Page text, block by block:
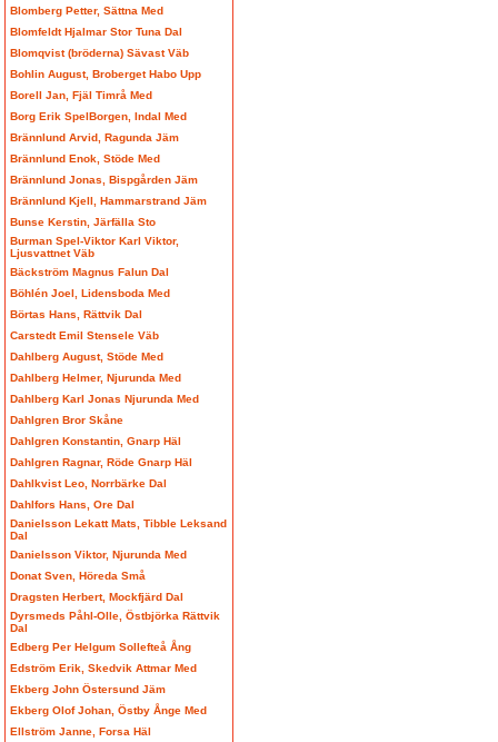
Blomberg Petter, Sättna Med
Blomfeldt Hjalmar Stor Tuna Dal
Blomqvist (bröderna) Sävast Väb
Bohlin August, Broberget Habo Upp
Borell Jan, Fjäl Timrå Med
Borg Erik SpelBorgen, Indal Med
Brännlund Arvid, Ragunda Jäm
Brännlund Enok, Stöde Med
Brännlund Jonas, Bispgården Jäm
Brännlund Kjell, Hammarstrand Jäm
Bunse Kerstin, Järfälla Sto
Burman Spel-Viktor Karl Viktor,
Ljusvattnet Väb
Bäckström Magnus Falun Dal
Böhlén Joel, Lidensboda Med
Börtas Hans, Rättvik Dal
Carstedt Emil Stensele Väb
Dahlberg August, Stöde Med
Dahlberg Helmer, Njurunda Med
Dahlberg Karl Jonas Njurunda Med
Dahlgren Bror Skåne
Dahlgren Konstantin, Gnarp Häl
Dahlgren Ragnar, Röde Gnarp Häl
Dahlkvist Leo, Norrbärke Dal
Dahlfors Hans, Ore Dal
Danielsson Lekatt Mats, Tibble Leksand
Dal
Danielsson Viktor, Njurunda Med
Donat Sven, Höreda Små
Dragsten Herbert, Mockfjärd Dal
Dyrsmeds Påhl-Olle, Östbjörka Rättvik
Dal
Edberg Per Helgum Sollefteå Ång
Edström Erik, Skedvik Attmar Med
Ekberg John Östersund Jäm
Ekberg Olof Johan, Östby Ånge Med
Ellström Janne, Forsa Häl